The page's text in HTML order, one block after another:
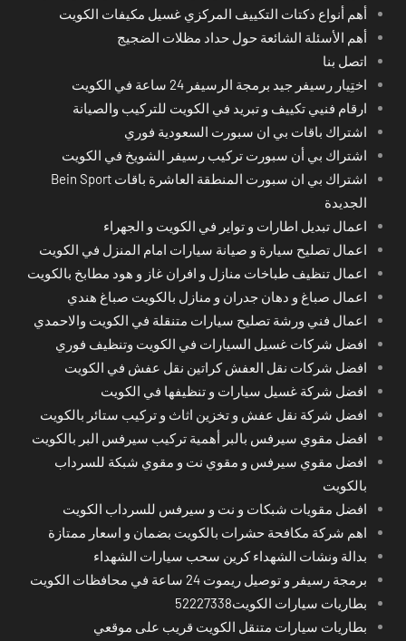
أهم أنواع دكتات التكييف المركزي غسيل مكيفات الكويت
أهم الأسئلة الشائعة حول حداد مظلات الضجيج
اتصل بنا
اختِيار رسيفر جيد برمجة الرسيفر 24 ساعة في الكويت
ارقام فنيي تكييف و تبريد في الكويت للتركيب والصيانة
اشتراك باقات بي ان سبورت السعودية فوري
اشتراك بي أن سبورت تركيب رسيفر الشويخ في الكويت
اشتراك بي ان سبورت المنطقة العاشرة باقات Bein Sport
الجديدة
اعمال تبديل اطارات و تواير في الكويت و الجهراء
اعمال تصليح سيارة و صيانة سيارات امام المنزل في الكويت
اعمال تنظيف طباخات منازل و افران غاز و هود مطابخ بالكويت
اعمال صباغ و دهان جدران و منازل بالكويت صباغ هندي
اعمال فني ورشة تصليح سيارات متنقلة في الكويت والاحمدي
افضل شركات غسيل السيارات في الكويت وتنظيف فوري
افضل شركات نقل العفش كراتين نقل عفش في الكويت
افضل شركة غسيل سيارات و تنظيفها في الكويت
افضل شركة نقل عفش و تخزين اثاث و تركيب ستائر بالكويت
افضل مقوي سيرفس بالبر أهمية تركيب سيرفس البر بالكويت
افضل مقوي سيرفس و مقوي نت و مقوي شبكة للسرداب
بالكويت
افضل مقويات شبكات و نت و سيرفس للسرداب الكويت
اهم شركة مكافحة حشرات بالكويت بضمان و اسعار ممتازة
بدالة ونشات الشهداء كرين سحب سيارات الشهداء
برمجة رسيفر و توصيل ريموت 24 ساعة في محافظات الكويت
بطاريات سيارات الكويت52227338
بطاريات سيارات متنقل الكويت قريب على موقعي